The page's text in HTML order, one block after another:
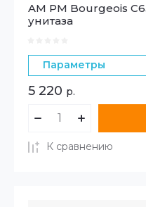
AM PM Bourgeois
унитаза
Параметры
5 220 р.
К сравнению